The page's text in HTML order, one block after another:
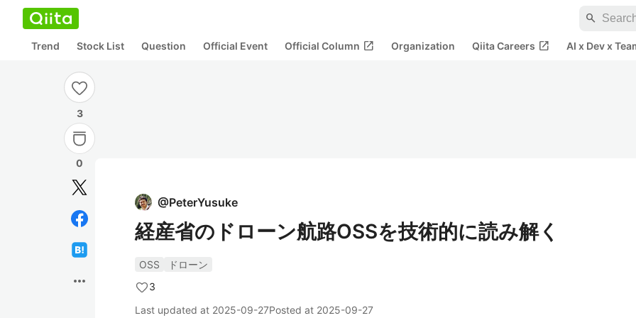
search
Trend Stock List Question Official Event Official Column open_in_new Organization Qiita Careers open_in_new AI x Dev x
3
0
more_horiz
@PeterYusuke
経産省のドローン航路OSSを技術的に読み解く
OSS
ドローン
3
Last updated at 2025-09-27Posted at 2025-09-27